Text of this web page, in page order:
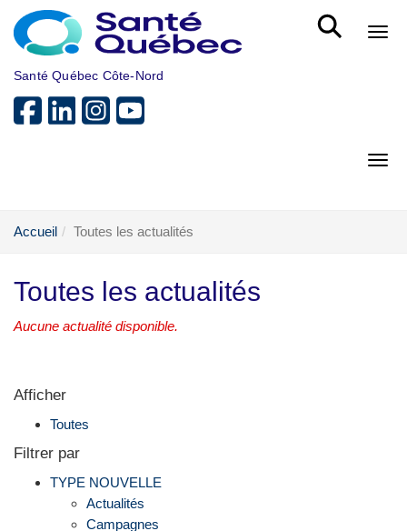
Aller au menu principal
Santé Québec Côte-Nord
Accueil Toutes les actualités
Toutes les actualités
Aucune actualité disponible.
Afficher
Toutes
Filtrer par
TYPE NOUVELLE
Actualités
Campagnes